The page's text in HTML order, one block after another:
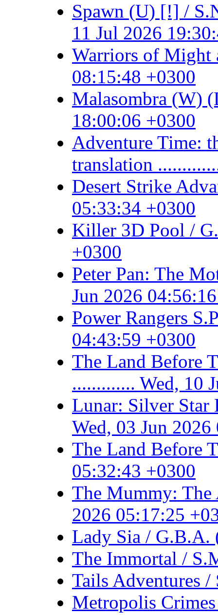
Spawn (U) [!] /
11 Jul 2026
Warriors of Might
08:15:48 +0300
Malasombra (W)
18:00:06 +0300
Adventure Time:
translation
Desert Strike
05:33:34 +0300
Killer 3D Pool /
+0300
Peter Pan: The
Jun 2026
Power Rangers
04:43:59 +0300
The Land Before
............. Wed, 10
Lunar: Silver Star
Wed, 03 Jun
The Land Before
05:32:43 +0300
The Mummy:
2026 05:17:25
Lady Sia / G.B.A.
The Immortal /
Tails Adventures
Metropolis